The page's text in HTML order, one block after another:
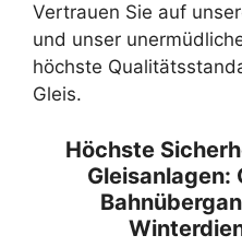
Vertrauen Sie auf
und unser
höchste
Gleis.
Höchste
Gleisanlagen: